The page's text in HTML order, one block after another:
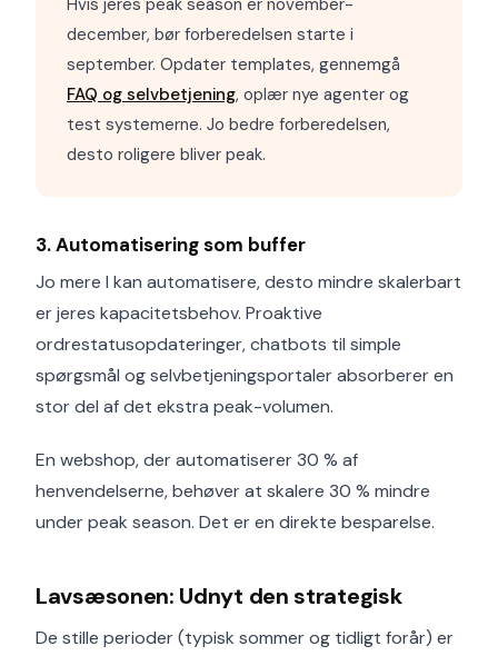
Hvis jeres peak season er november-
december, bør forberedelsen starte i
september. Opdater templates, gennemgå
FAQ og selvbetjening, oplær nye agenter og
test systemerne. Jo bedre forberedelsen,
desto roligere bliver peak.
3. Automatisering som buffer
Jo mere I kan automatisere, desto mindre skalerbart
er jeres kapacitetsbehov. Proaktive
ordrestatusopdateringer, chatbots til simple
spørgsmål og selvbetjeningsportaler absorberer en
stor del af det ekstra peak-volumen.
En webshop, der automatiserer 30 % af
henvendelserne, behøver at skalere 30 % mindre
under peak season. Det er en direkte besparelse.
Lavsæsonen: Udnyt den strategisk
De stille perioder (typisk sommer og tidligt forår) er